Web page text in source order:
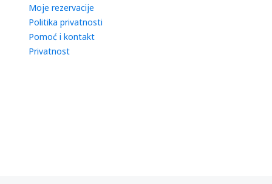
Moje rezervacije
Politika privatnosti
Pomoć i kontakt
Privatnost